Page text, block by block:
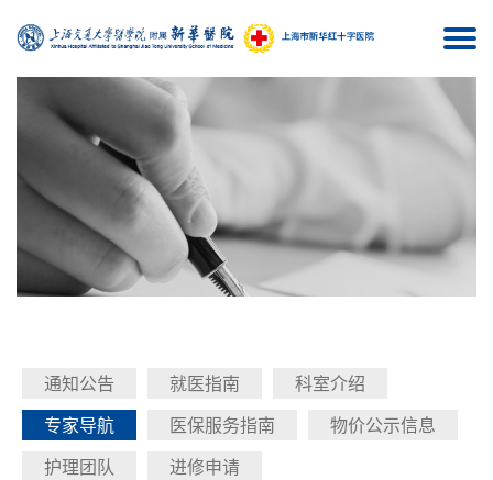
通知公告 就医指南
科室介绍
专家导航
医保服务指南
物价公示信息
护理团队
进修申请